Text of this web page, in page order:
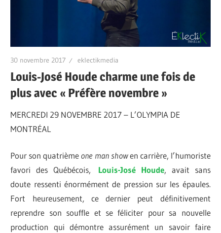
30 novembre 2017 eklectikmedia
Louis-José Houde charme une fois de
plus avec « Préfère novembre »
MERCREDI 29 NOVEMBRE 2017 – L’OLYMPIA DE
MONTRÉAL
Pour son quatrièmeone man showen carrière, l’humoriste
favori des Québécois, Louis-José Houde, avait sans
doute ressenti énormément de pression sur les épaules.
Fort heureusement, ce dernier peut définitivement
reprendre son souffle et se féliciter pour sa nouvelle
production qui démontre assurément un savoir faire